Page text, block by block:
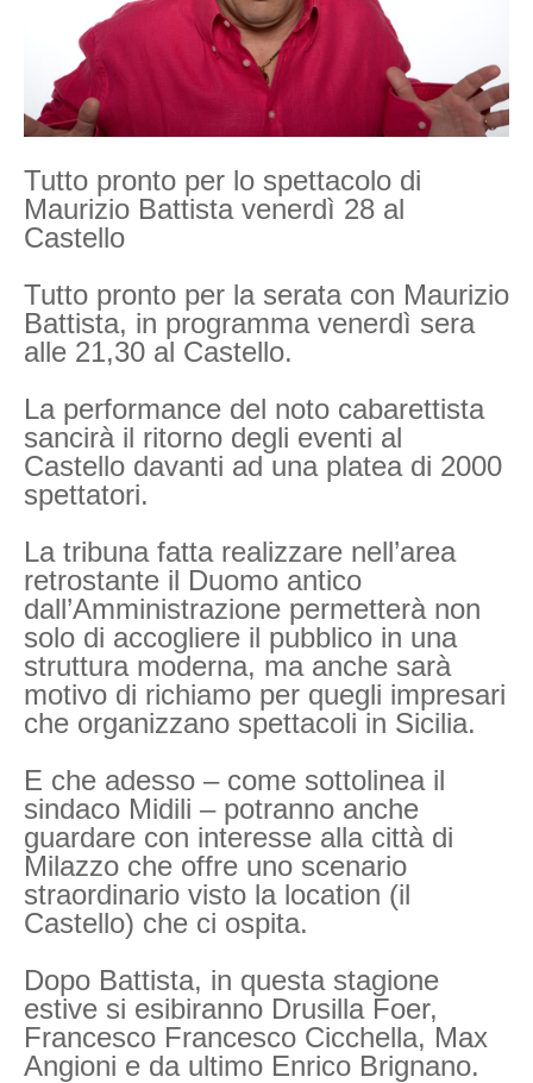
Tutto pronto per lo spettacolo di
Maurizio Battista venerdì 28 al
Castello
Tutto pronto per la serata con Maurizio
Battista, in programma venerdì sera
alle 21,30 al Castello.
La performance del noto cabarettista
sancirà il ritorno degli eventi al
Castello davanti ad una platea di 2000
spettatori.
La tribuna fatta realizzare nell’area
retrostante il Duomo antico
dall’Amministrazione permetterà non
solo di accogliere il pubblico in una
struttura moderna, ma anche sarà
motivo di richiamo per quegli impresari
che organizzano spettacoli in Sicilia.
E che adesso – come sottolinea il
sindaco Midili – potranno anche
guardare con interesse alla città di
Milazzo che offre uno scenario
straordinario visto la location (il
Castello) che ci ospita.
Dopo Battista, in questa stagione
estive si esibiranno Drusilla Foer,
Francesco Francesco Cicchella, Max
Angioni e da ultimo Enrico Brignano.